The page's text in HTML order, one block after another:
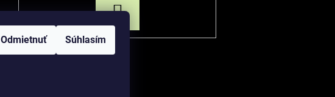
Odmietnuť Súhlasím
PRIHLÁSIŤ
SA